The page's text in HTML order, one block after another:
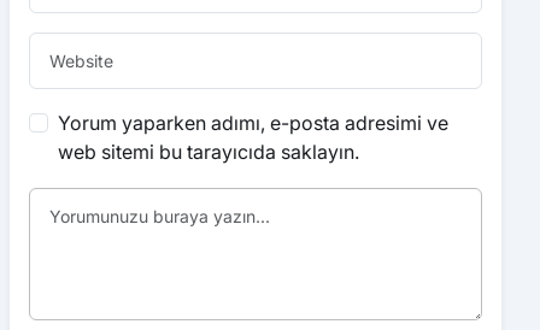
Yorum yaparken adımı, e-posta adresimi ve
web sitemi bu tarayıcıda saklayın.